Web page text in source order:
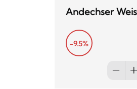
Andechser
-9.5%